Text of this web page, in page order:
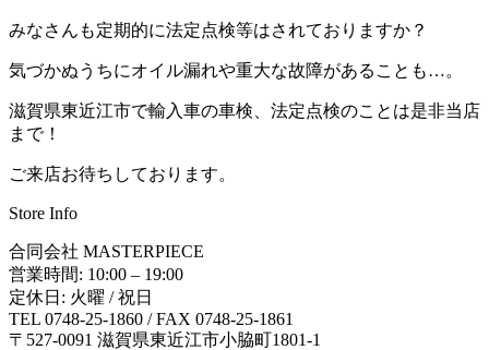
みなさんも定期的に法定点検等はされておりますか？
気づかぬうちにオイル漏れや重大な故障があることも…。
滋賀県東近江市で輸入車の車検、法定点検のことは是非当店
まで！
ご来店お待ちしております。
Store Info
合同会社 MASTERPIECE
営業時間: 10:00 – 19:00
定休日: 火曜 / 祝日
TEL 0748-25-1860 / FAX 0748-25-1861
〒527-0091 滋賀県東近江市小脇町1801-1